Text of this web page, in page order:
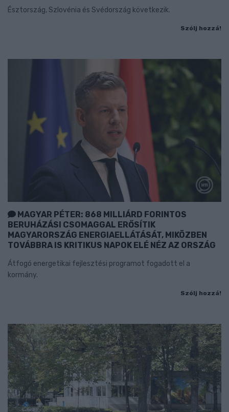
Észtország, Szlovénia és Svédország következik.
Szólj hozzá!
MAGYAR PÉTER: 868 MILLIÁRD FORINTOS
BERUHÁZÁSI CSOMAGGAL ERŐSÍTIK
MAGYARORSZÁG ENERGIAELLÁTÁSÁT, MIKÖZBEN
TOVÁBBRA IS KRITIKUS NAPOK ELÉ NÉZ AZ ORSZÁG
Átfogó energetikai fejlesztési programot fogadott el a
kormány.
Szólj hozzá!